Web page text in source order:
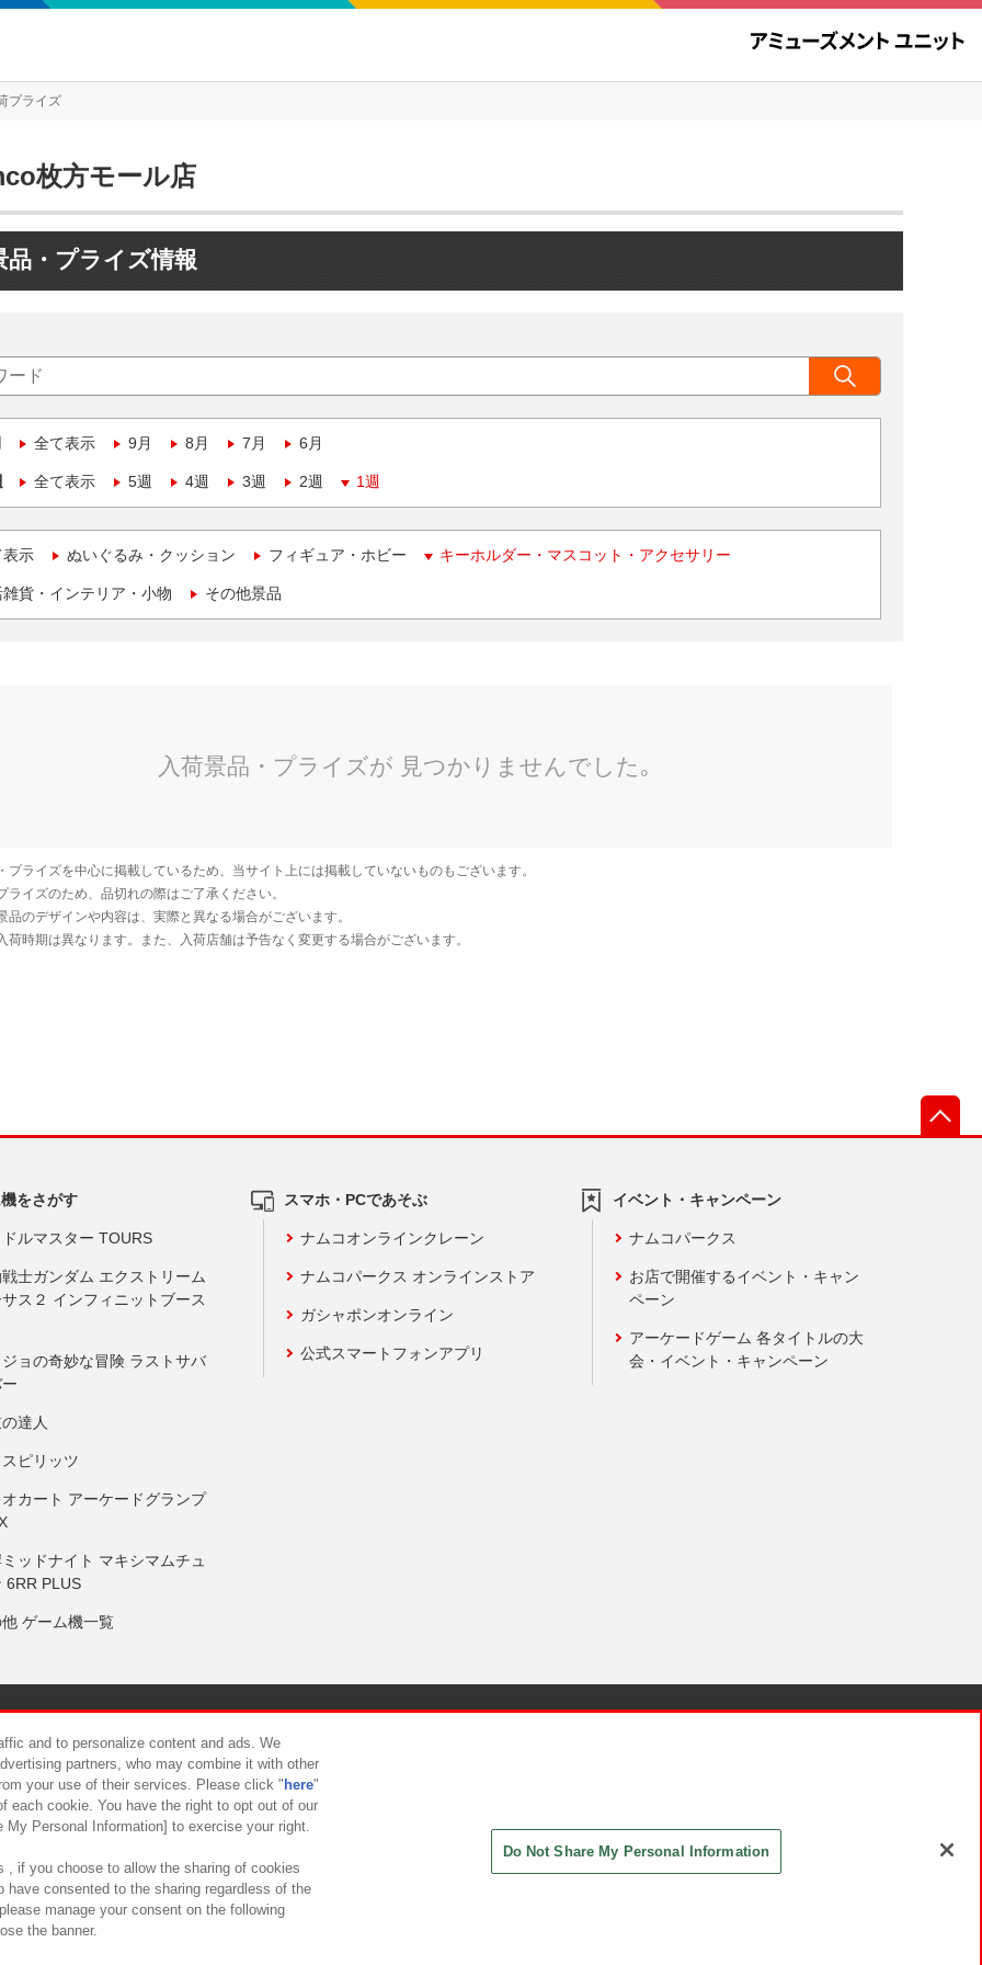
プライズ
枚方モール店
品・プライズ情報
全て表示 9月 8月 7月 6月
全て表示 5週 4週 3週 2週 1週
表示 ぬいぐるみ・クッション フィギュア・ホビー キーホルダー・マスコット・アクセサリー
貨・インテリア・小物 その他景品
をさがす
ルマスター TOURS
士ガンダム エクストリーム
ス２ インフィニットブース
ョの奇妙な冒険 ラストサバ
達人
ピリッツ
カート アーケードグランプ
ッドナイト マキシマムチュ
6RR PLUS
ゲーム機一覧
スマホ・PCであそぶ
ナムコオンラインクレーン
ナムコパークス オンラインストア
ガシャポンオンライン
公式スマートフォンアプリ
イベント・キャンペーン
ナムコパークス
お店で開催するイベント・キャン
ペーン
アーケードゲーム 各タイトルの大
会・イベント・キャンペーン
について カスタマーハラスメント対応方針
and to personalize content and ads. We
partners, who may combine it with other
your use of their services. Please click " here"
each cookie. You have the right to opt out of our
Personal Information] to exercise your right.
, if you choose to allow the sharing of cookies
have consented to the sharing regardless of the
manage your consent on the following
the banner.
Do Not Share My Personal Information